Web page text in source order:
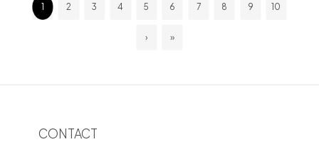
1 2 3 4 5 6 7 8 9 10
› »
CONTACT